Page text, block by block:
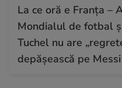
La ce oră e Franța –
Mondialul de fotbal
Tuchel nu are
depășească pe Messi